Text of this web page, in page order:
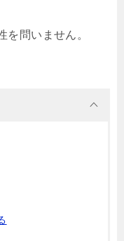
を問いません。